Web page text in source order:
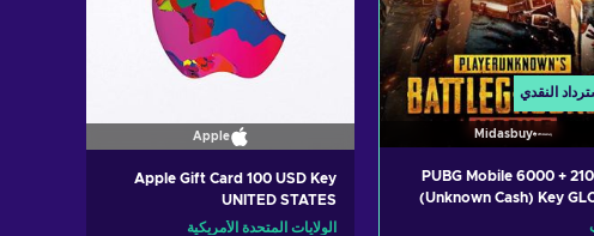
النقدي
Midasbuy
PUBG Mobile 6000 +
(Unknown Cash) Key
Apple
Apple Gift Card 100 USD Key
UNITED STATES
الولايات المتحدة الأمريكية